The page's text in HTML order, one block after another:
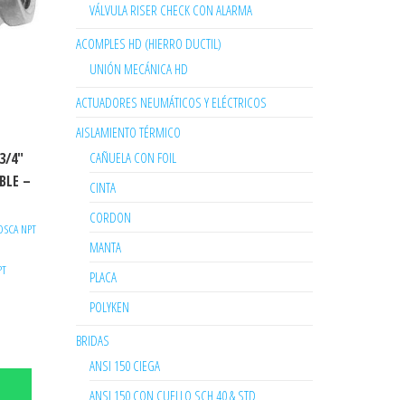
4″
–
NPT
VÁLVULA RISER CHECK CON ALARMA
ACOMPLES HD (HIERRO DUCTIL)
UNIÓN MECÁNICA HD
ACTUADORES NEUMÁTICOS Y ELÉCTRICOS
AISLAMIENTO TÉRMICO
CAÑUELA CON FOIL
CINTA
CORDON
MANTA
PLACA
POLYKEN
BRIDAS
ANSI 150 CIEGA
ANSI 150 CON CUELLO SCH 40 & STD